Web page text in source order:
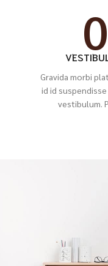
Gravida morbi
id id
vestibulum.